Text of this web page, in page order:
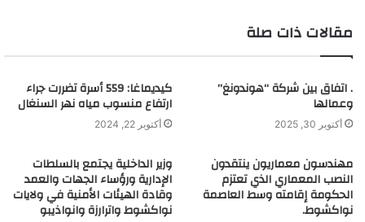
مقالات ذات صلة
. اتفاق بين شركة “هوندونغ”
وعمالها
أكتوبر 30, 2025
كيديماغا: 559 أسرة تضررت جراء
ارتفاع منسوب مياه نهر السنغال
أكتوبر 22, 2024
مهندسون معماريون ينتقدون
النصب المعماري الذي تعتزم
الحكومة إقامته وسط العاصمة
نواكشوط.
وزير الداخلية يجتمع بالسلطات
الإدارية ورؤساء الجهات والعمد
وقادة الهيئات الأمنية في ولايات
نواكشوط واترارزة وانواذيبو